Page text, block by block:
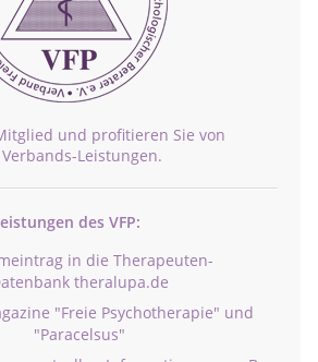
und profitieren Sie von
Leistungen.
des VFP:
in die Therapeuten-
theralupa.de
"Freie Psychotherapie" und
"Paracelsus"